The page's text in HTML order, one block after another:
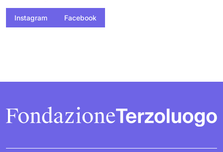
Instagram Facebook